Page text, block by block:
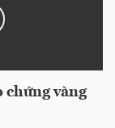
chứng vàng